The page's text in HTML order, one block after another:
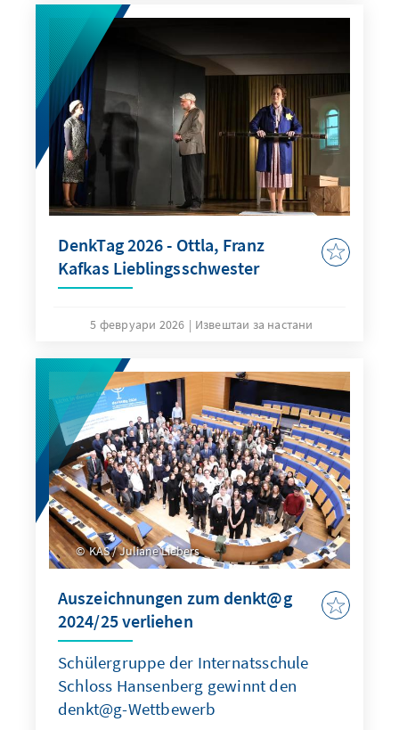
DenkTag 2026 - Ottla, Franz
Kafkas Lieblingsschwester
5 февруари 2026 Извештаи за настани
KAS / Juliane Liebers
Auszeichnungen zum denkt@g
2024/25 verliehen
Schülergruppe der Internatsschule
Schloss Hansenberg gewinnt den
denkt@g-Wettbewerb